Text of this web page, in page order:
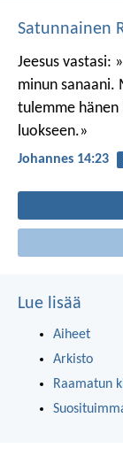
Satunnainen
Jeesus vastasi:
minun sanaani.
tulemme hänen
luokseen.»
Johannes 14:23
Lue lisää
Aiheet
Arkisto
Raamatun